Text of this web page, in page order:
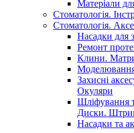
Матеріали
Стоматологія.
Стоматологія.
Насадки для
Ремонт
Клини.
Захисні
Окуляри
Шліфування
Диски.
Насадки та